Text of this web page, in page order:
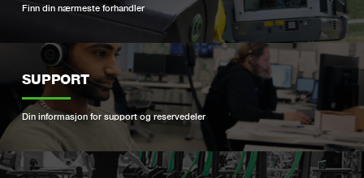
Finn din nærmeste forhandler
SUPPORT
Din informasjon for support og reservedeler